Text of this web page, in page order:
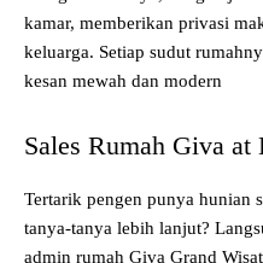
kamar, memberikan privasi
keluarga. Setiap sudut
kesan mewah dan modern
Sales Rumah Giva
Tertarik pengen punya hunian
tanya-tanya lebih lanjut?
admin rumah Giva Grand